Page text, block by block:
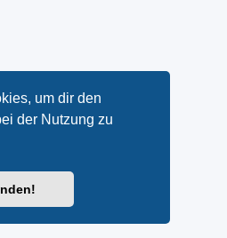
um dir den
der Nutzung zu